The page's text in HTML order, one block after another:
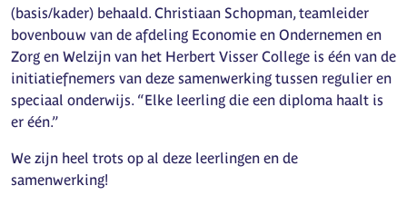
(basis/kader) behaald. Christiaan Schopman, teamleider
bovenbouw van de afdeling Economie en Ondernemen en
Zorg en Welzijn van het Herbert Visser College is één van de
initiatiefnemers van deze samenwerking tussen regulier en
speciaal onderwijs. “Elke leerling die een diploma haalt is
er één.”
We zijn heel trots op al deze leerlingen en de
samenwerking!